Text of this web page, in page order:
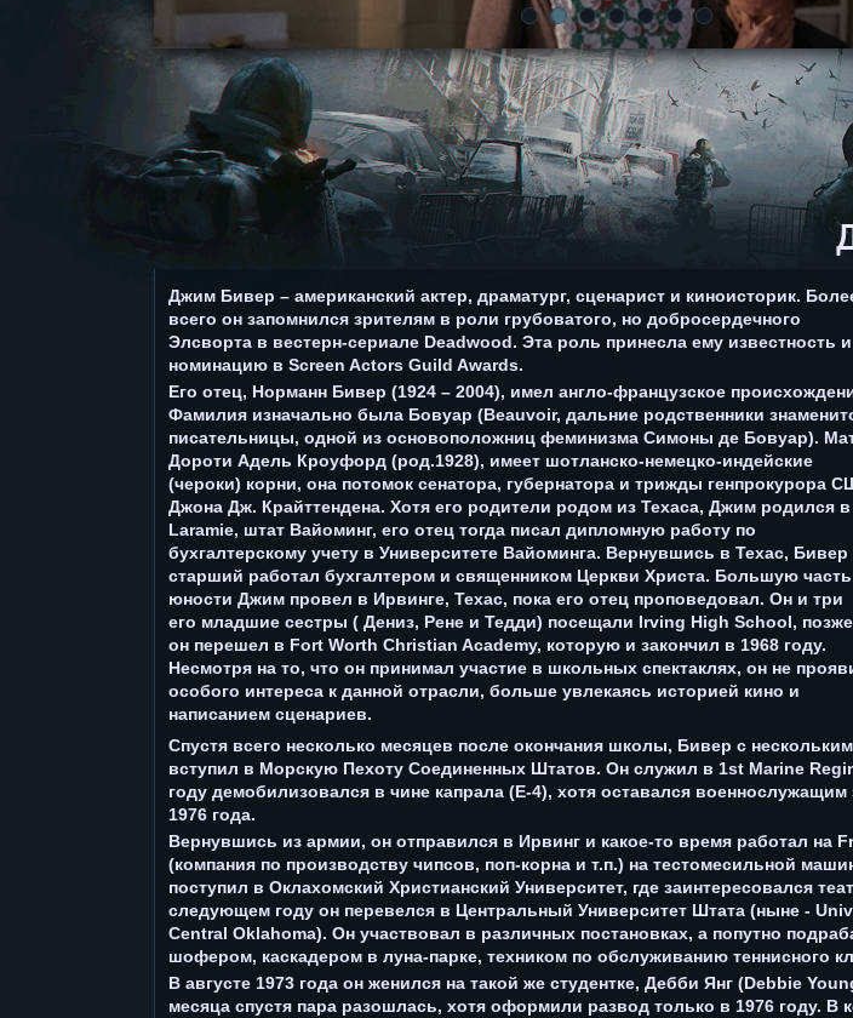
Джим Бивер – американский актер, драматург, сценарист и киноисторик.
всего он запомнился зрителям в роли грубоватого, но добросердечного
Элсворта в вестерн-сериале Deadwood. Эта роль принесла ему известность и
номинацию в Screen Actors Guild Awards.
Его отец, Норманн Бивер (1924 – 2004), имел англо-французское
Фамилия изначально была Бовуар (Beauvoir, дальние родственники
писательницы, одной из основоположниц феминизма Симоны де Бовуар).
Дороти Адель Кроуфорд (род.1928), имеет шотланско-немецко-индейские
(чероки) корни, она потомок сенатора, губернатора и трижды генпрокурора
Джона Дж. Крайттендена. Хотя его родители родом из Техаса, Джим родился в
Laramie, штат Вайоминг, его отец тогда писал дипломную работу по
бухгалтерскому учету в Университете Вайоминга. Вернувшись в Техас, Бивер
старший работал бухгалтером и священником Церкви Христа. Большую часть
юности Джим провел в Ирвинге, Техас, пока его отец проповедовал. Он и три
его младшие сестры ( Дениз, Рене и Тедди) посещали Irving High School, позже
он перешел в Fort Worth Christian Academy, которую и закончил в 1968 году.
Несмотря на то, что он принимал участие в школьных спектаклях, он не
особого интереса к данной отрасли, больше увлекаясь историей кино и
написанием сценариев.
Спустя всего несколько месяцев после окончания школы, Бивер с
вступил в Морскую Пехоту Соединенных Штатов. Он служил в 1st Marine
году демобилизовался в чине капрала (Е-4), хотя оставался военнослужащим
1976 года.
Вернувшись из армии, он отправился в Ирвинг и какое-то время работал на
(компания по производству чипсов, поп-корна и т.п.) на тестомесильной
поступил в Оклахомский Христианский Университет, где заинтересовался
следующем году он перевелся в Центральный Университет Штата (ныне -
Central Oklahoma). Он участвовал в различных постановках, а попутно
шофером, каскадером в луна-парке, техником по обслуживанию теннисного
В августе 1973 года он женился на такой же студентке, Дебби Янг (Debbie
месяца спустя пара разошлась, хотя оформили развод только в 1976 году. В